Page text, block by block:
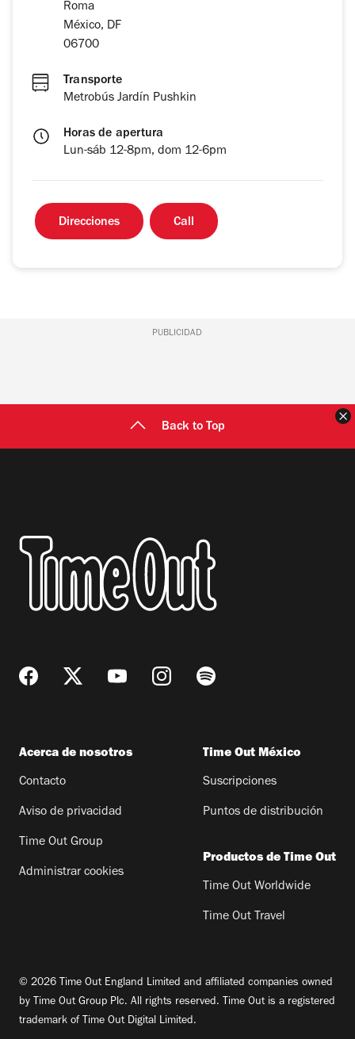
Roma
México, DF
06700
Transporte
Metrobús Jardín Pushkin
Horas de apertura
Lun-sáb 12-8pm, dom 12-6pm
Direcciones Call
PUBLICIDAD
Back to Top
Acerca de nosotros
Contacto
Aviso de privacidad
Time Out Group
Administrar cookies
Time Out México
Suscripciones
Puntos de distribución
Productos de Time Out
Time Out Worldwide
Time Out Travel
© 2026 Time Out England Limited and affiliated companies owned
by Time Out Group Plc. All rights reserved. Time Out is a registered
trademark of Time Out Digital Limited.